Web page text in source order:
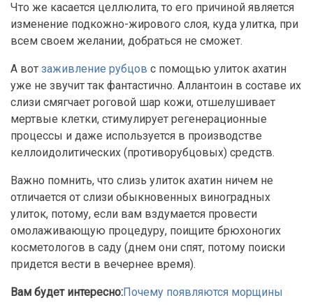
Что же касается целлюлита, то его причиной является
изменение подкожно-жирового слоя, куда улитка, при
всем своем желании, добраться не сможет.
А вот заживление рубцов с помощью улиток ахатин
уже не звучит так фантастично. Аллантоин в составе их
слизи смягчает роговой шар кожи, отшелушивает
мертвые клетки, стимулирует регенерационные
процессы и даже используется в производстве
келлоидолитических (противорубцовых) средств.
Важно помнить, что слизь улиток ахатин ничем не
отличается от слизи обыкновенных виноградных
улиток, потому, если вам вздумается провести
омолаживающую процедуру, поищите брюхоногих
косметологов в саду (днем они спят, потому поиски
придется вести в вечернее время).
Вам будет интересно:Почему появляются морщины